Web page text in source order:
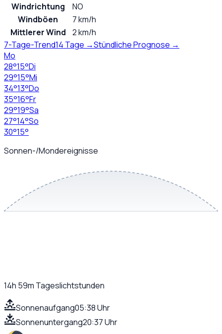
Windrichtung
NO
Windböen
7 km/h
Mittlerer Wind
2 km/h
7-Tage-Trend14 Tage →Stündliche Prognose →
Mo
28°15°Di
29°15°Mi
34°13°Do
35°16°Fr
29°19°Sa
27°14°So
30°15°
Sonnen-/Mondereignisse
14h 59m Tageslichtstunden
Sonnenaufgang05:38 Uhr
Sonnenuntergang20:37 Uhr